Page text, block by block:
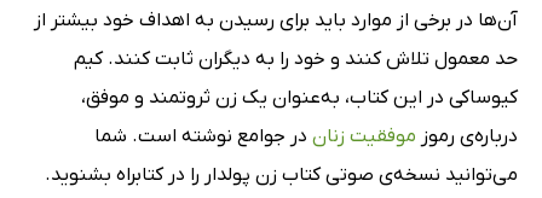
آن‌ها در برخی از موارد باید برای رسیدن به اهداف خود بیشتر از
حد معمول تلاش کنند و خود را به دیگران ثابت کنند. کیم
کیوساکی در این کتاب، به‌عنوان یک زن ثروتمند و موفق،
درباره‌ی رموز موفقیت زنان در جوامع نوشته است. شما
می‌توانید نسخه‌ی صوتی کتاب زن پولدار را در کتابراه بشنوید.